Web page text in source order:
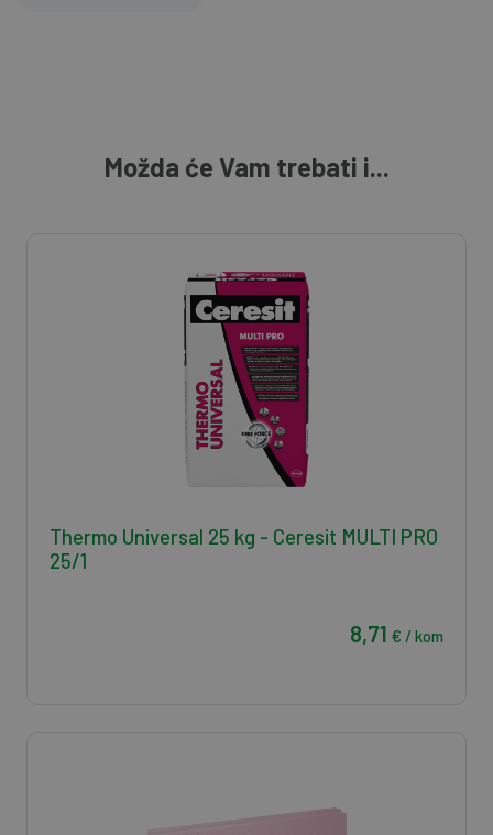
Možda će Vam trebati i...
Thermo Universal 25 kg - Ceresit MULTI PRO
25/1
8,71 € / kom